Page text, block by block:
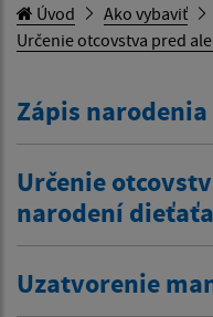
Úvod Ako vybaviť
Určenie otcovstva pred
Zápis
Určenie
narodení dieťaťa
Uzatvorenie